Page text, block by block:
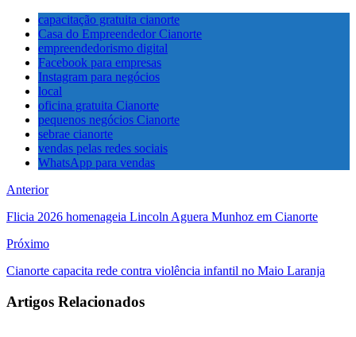
capacitação gratuita cianorte
Casa do Empreendedor Cianorte
empreendedorismo digital
Facebook para empresas
Instagram para negócios
local
oficina gratuita Cianorte
pequenos negócios Cianorte
sebrae cianorte
vendas pelas redes sociais
WhatsApp para vendas
Anterior
Flicia 2026 homenageia Lincoln Aguera Munhoz em Cianorte
Próximo
Cianorte capacita rede contra violência infantil no Maio Laranja
Artigos Relacionados